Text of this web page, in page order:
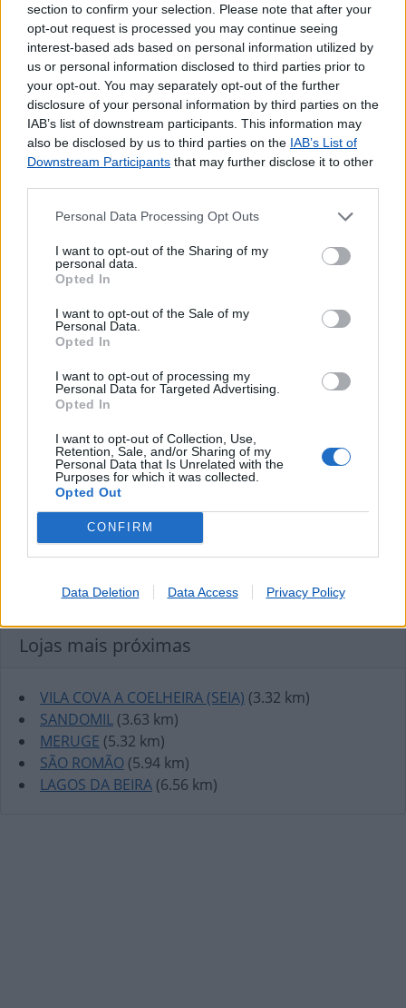
section to confirm your selection. Please note that after your
opt-out request is processed you may continue seeing
interest-based ads based on personal information utilized by
us or personal information disclosed to third parties prior to
your opt-out. You may separately opt-out of the further
disclosure of your personal information by third parties on the
IAB’s list of downstream participants. This information may
also be disclosed by us to third parties on the IAB’s List of
Downstream Participants that may further disclose it to other
Personal Data Processing Opt Outs
I want to opt-out of the Sharing of my
personal data.
Opted In
I want to opt-out of the Sale of my
Personal Data.
Opted In
I want to opt-out of processing my
Personal Data for Targeted Advertising.
Opted In
I want to opt-out of Collection, Use,
Retention, Sale, and/or Sharing of my
Personal Data that Is Unrelated with the
Purposes for which it was collected.
Opted Out
CONFIRM
Data Deletion Data Access Privacy Policy
Pagamento de Portagens
Pagamento de Vales
Outros Serviços
Bilhetes para Espetáculos
Carregamento de Telemóveis
Lojas mais próximas
VILA COVA A COELHEIRA (SEIA) (3.32 km)
SANDOMIL (3.63 km)
MERUGE (5.32 km)
SÃO ROMÃO (5.94 km)
LAGOS DA BEIRA (6.56 km)